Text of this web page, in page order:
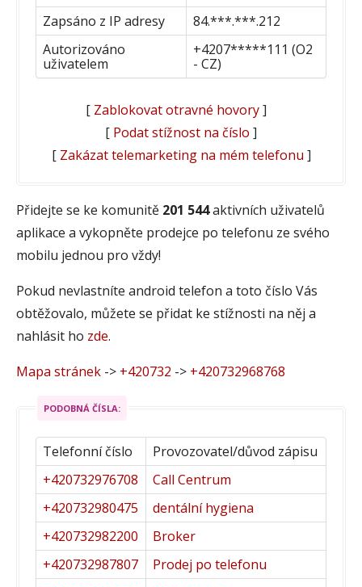
Zapsáno z IP adresy
84.***.***.212
Autorizováno
uživatelem
+4207*****111 (O2
- CZ)
[ Zablokovat otravné hovory]
[ Podat stížnost na číslo ]
[ Zakázat telemarketing na mém telefonu ]
Přidejte se ke komunitě 201 544aktivních uživatelů
aplikace a vykopněte prodejce po telefonu ze svého
mobilu jednou pro vždy!
Pokud nevlastníte android telefon a toto číslo Vás
obtěžovalo, můžete se přidat ke stížnosti na něj a
nahlásit ho zde.
Mapa stránek -> +420732 -> +420732968768
PODOBNÁ ČÍSLA:
Telefonní číslo
Provozovatel/důvod zápisu
+420732976708
Call Centrum
+420732980475
dentální hygiena
+420732982200
Broker
+420732987807
Prodej po telefonu